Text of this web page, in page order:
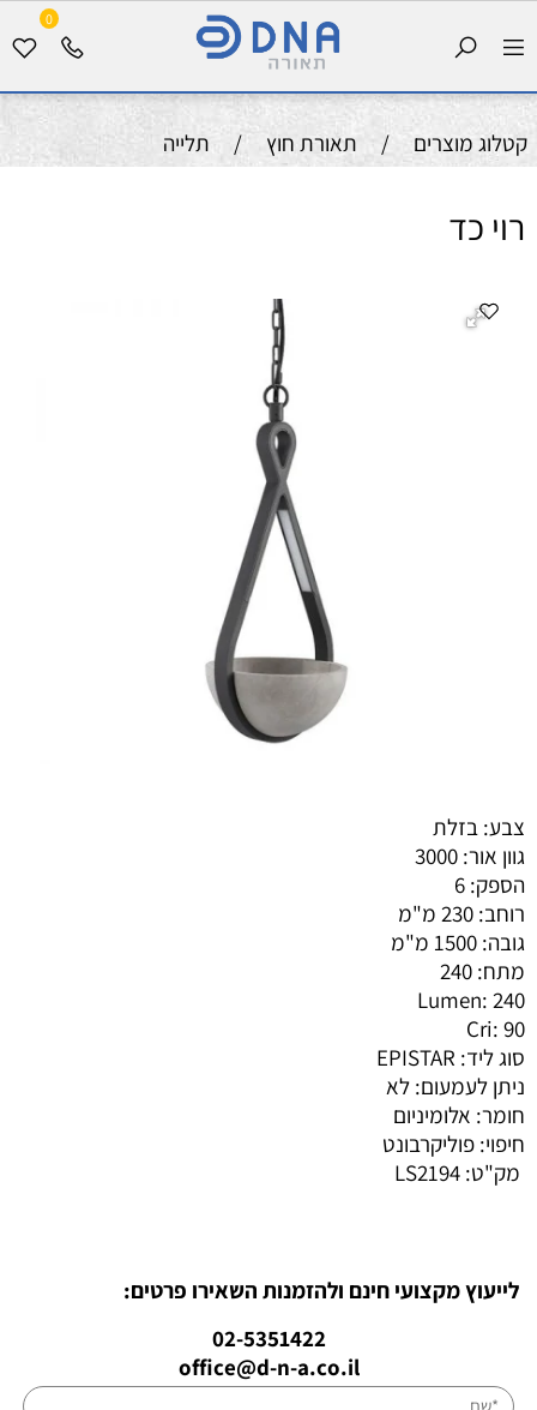
0
קטלוג מוצרים / תאורת חוץ / תלייה
רוי כד
צבע: בזלת
גוון אור: 3000
הספק: 6
רוחב: 230 מ"מ
גובה: 1500 מ"מ
מתח: 240
Lumen: 240
Cri: 90
סוג ליד: EPISTAR
ניתן לעמעום: לא
חומר: אלומיניום
חיפוי: פוליקרבונט
מק"ט: LS2194
לייעוץ מקצועי חינם ולהזמנות השאירו פרטים:
02-5351422
office@d-n-a.co.il